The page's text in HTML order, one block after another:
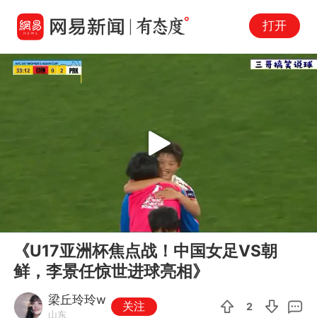
打开
Play
《U17亚洲杯焦点战！中国女足VS朝
鲜，李景任惊世进球亮相》
梁丘玲玲w
山东
关注 2